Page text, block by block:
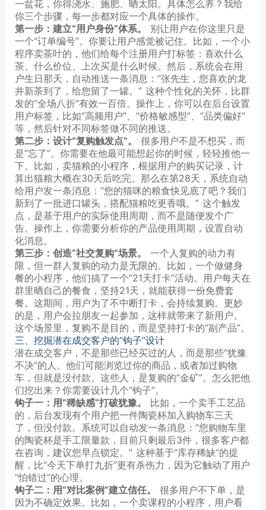
一盆花，你得浇水、施肥、晒太阳。具体怎么养？我给
你三个步骤，每一步都对应一个具体的操作。
第一步：建立“用户身份”体系。
别让用户在你这里只是
一个“订单编号”。你要让用户感觉被记住。比如，一个小
程序卖茶叶的，他们给每个注册用户打标签：喜欢什么
茶、什么价位、上次买是什么时候。然后，系统会在用
户生日那天，自动推送一条消息：“张先生，您喜欢的龙
井新茶到了，给您留了一罐。” 这种个性化的关怀，比群
发的“全场八折”有效一百倍。操作上，你可以在后台设置
用户标签，比如“高频用户”、“价格敏感型”、“品类偏好”
等，然后针对不同标签做不同的推送。
第二步：设计“复购触发点”。
很多用户不是不想买，而
是“忘了”。你需要在他最可能想起你的时候，轻轻推他一
下。比如，卖猫粮的小程序，根据用户的购买记录，计
算出猫粮大概在30天后吃完。那么在第28天，系统自动
给用户发一条消息：“您的猫咪的粮食快见底了吧？我们
新到了一批进口罐头，搭配猫粮吃更香哦。” 这个触发
点，是基于用户的实际使用周期，而不是随便发个广
告。操作上，你需要分析你的产品使用周期，设置自动
化消息。
第三步：创造“社交复购”场景。
一个人复购的动力有
限，但一群人复购的动力是无限的。比如，一个做健身
餐的小程序，他们搞了一个“21天打卡”活动。用户每天在
群里晒自己的餐食，坚持21天，就能获得一份免费套
餐。这期间，用户为了不中断打卡，会持续复购。更妙
的是，用户会拉朋友一起参加，这样就带来了新用户。
这个场景里，复购不是目的，而是坚持打卡的“副产品”。
三、挖掘潜在成交客户的“钩子”设计
潜在成交客户，不是那些已经买过的人，而是那些“犹豫
不决”的人。他们可能浏览过你的商品，或者加过购物
车，但就是没付款。这些人，是复购的“金矿”。怎么把他
们挖出来？你需要设计几个“钩子”。
钩子一：用“稀缺感”打破犹豫。
比如，一个卖手工艺品
的，后台发现有个用户把一件陶瓷杯加入购物车三天
了，但没付款。系统可以自动发一条消息：“您购物车里
的陶瓷杯是手工限量款，目前只剩最后3件，很多客户都
在咨询，建议您早点锁定。” 这种基于“库存稀缺”的提
醒，比“今天下单打九折”更有杀伤力，因为它触动了用户
“怕错过”的心理。
钩子二：用“对比案例”建立信任。
很多用户不下单，是
因为不确定效果。比如，一个卖课程的小程序，用户看